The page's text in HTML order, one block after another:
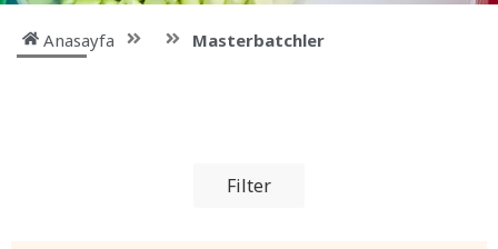
Anasayfa Masterbatchler
Filter